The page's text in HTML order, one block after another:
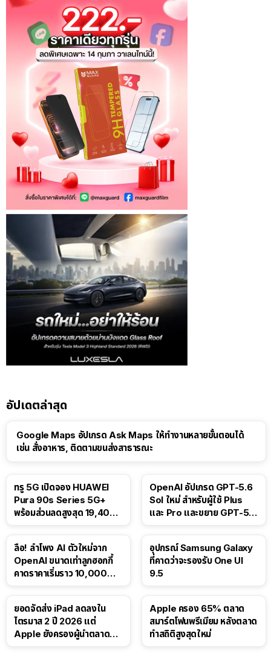
อัปเดตล่าสุด
Google Maps อัปเกรด Ask Maps ให้ทำงานหลายขั้นตอนได้
เช่น สั่งอาหาร, ติดตามขนส่งสาธารณะ
ทรู 5G เปิดจอง HUAWEI
Pura 90s Series 5G+
พร้อมส่วนลดสูงสุด 19,400
OpenAI อัปเกรด GPT-5.6
Sol ใหม่ สำหรับผู้ใช้ Plus
และ Pro และขยาย GPT-5.6
ลือ! ลำโพง AI ตัวใหม่จาก
OpenAI ขนาดเท่าลูกฮอกกี้
คาดราคาเริ่มราว 10,000
อุปกรณ์ Samsung Galaxy
ที่คาดว่าจะรองรับ One UI
9.5
ยอดจัดส่ง iPad ลดลงใน
ไตรมาส 2 ปี 2026 แต่
Apple ยังครองผู้นำตลาด
Apple ครอง 65% ตลาด
สมาร์ตโฟนพรีเมียม หลังตลาด
ทำสถิติสูงสุดใหม่